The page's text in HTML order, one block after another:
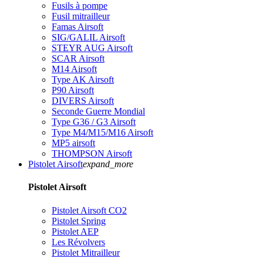
Fusils à pompe
Fusil mitrailleur
Famas Airsoft
SIG/GALIL Airsoft
STEYR AUG Airsoft
SCAR Airsoft
M14 Airsoft
Type AK Airsoft
P90 Airsoft
DIVERS Airsoft
Seconde Guerre Mondial
Type G36 / G3 Airsoft
Type M4/M15/M16 Airsoft
MP5 airsoft
THOMPSON Airsoft
Pistolet Airsoftexpand_more
Pistolet Airsoft
Pistolet Airsoft CO2
Pistolet Spring
Pistolet AEP
Les Révolvers
Pistolet Mitrailleur